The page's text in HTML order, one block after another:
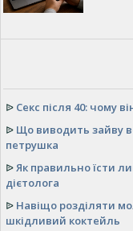
ᐉ Секс після 40: чому
ᐉ Що виводить зайву
петрушка
ᐉЯк правильно їсти
дієтолога
ᐉ Навіщо розділяти
шкідливий коктейль